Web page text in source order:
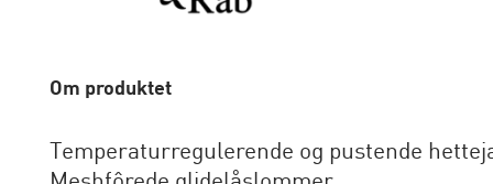
Om produktet
Temperaturregulerende og pustende